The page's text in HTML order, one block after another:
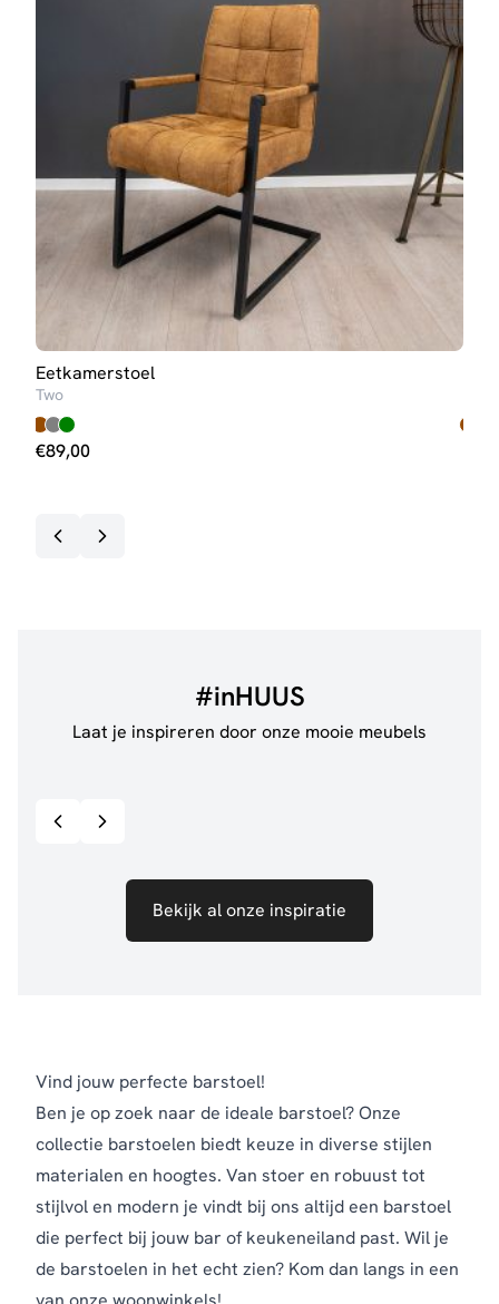
Eetkamerstoel
Two
€89,00
#inHUUS
Laat je inspireren door onze mooie meubels
Bekijk al onze inspiratie
Vind jouw perfecte barstoel!
Ben je op zoek naar de ideale barstoel? Onze
collectie barstoelen biedt keuze in diverse stijlen
materialen en hoogtes. Van stoer en robuust tot
stijlvol en modern je vindt bij ons altijd een barstoel
die perfect bij jouw bar of keukeneiland past. Wil je
de barstoelen in het echt zien? Kom dan langs in een